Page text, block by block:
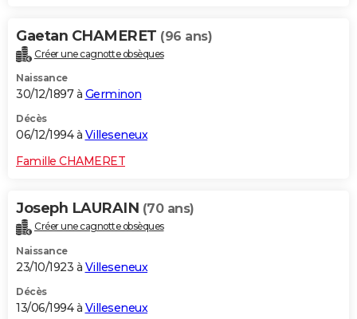
Gaetan CHAMERET (96 ans)
Créer une cagnotte obsèques
Naissance
30/12/1897 à Germinon
Décès
06/12/1994 à Villeseneux
Famille CHAMERET
Joseph LAURAIN (70 ans)
Créer une cagnotte obsèques
Naissance
23/10/1923 à Villeseneux
Décès
13/06/1994 à Villeseneux